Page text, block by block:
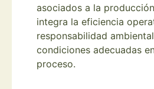
asociados a la
integra la eficiencia
responsabilidad
condiciones adecuadas
proceso.